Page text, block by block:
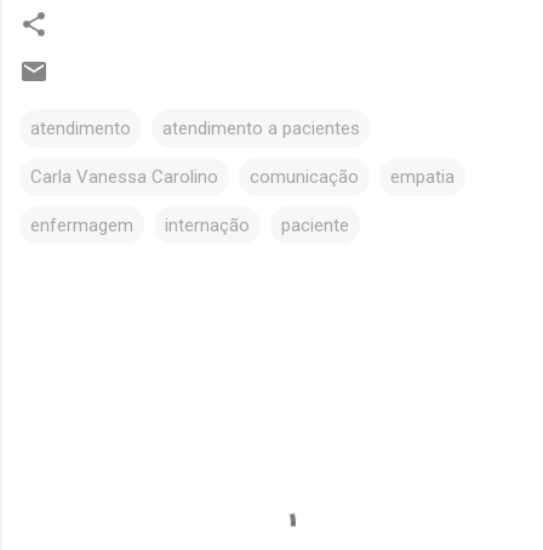
atendimento atendimento a pacientes
Carla Vanessa Carolino comunicação empatia
enfermagem internação paciente